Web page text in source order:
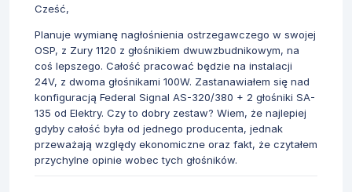
Cześć,
Planuje wymianę nagłośnienia ostrzegawczego w swojej
OSP, z Zury 1120 z głośnikiem dwuwzbudnikowym, na
coś lepszego. Całość pracować będzie na instalacji
24V, z dwoma głośnikami 100W. Zastanawiałem się nad
konfiguracją Federal Signal AS-320/380 + 2 głośniki SA-
135 od Elektry. Czy to dobry zestaw? Wiem, że najlepiej
gdyby całość była od jednego producenta, jednak
przeważają względy ekonomiczne oraz fakt, że czytałem
przychylne opinie wobec tych głośników.